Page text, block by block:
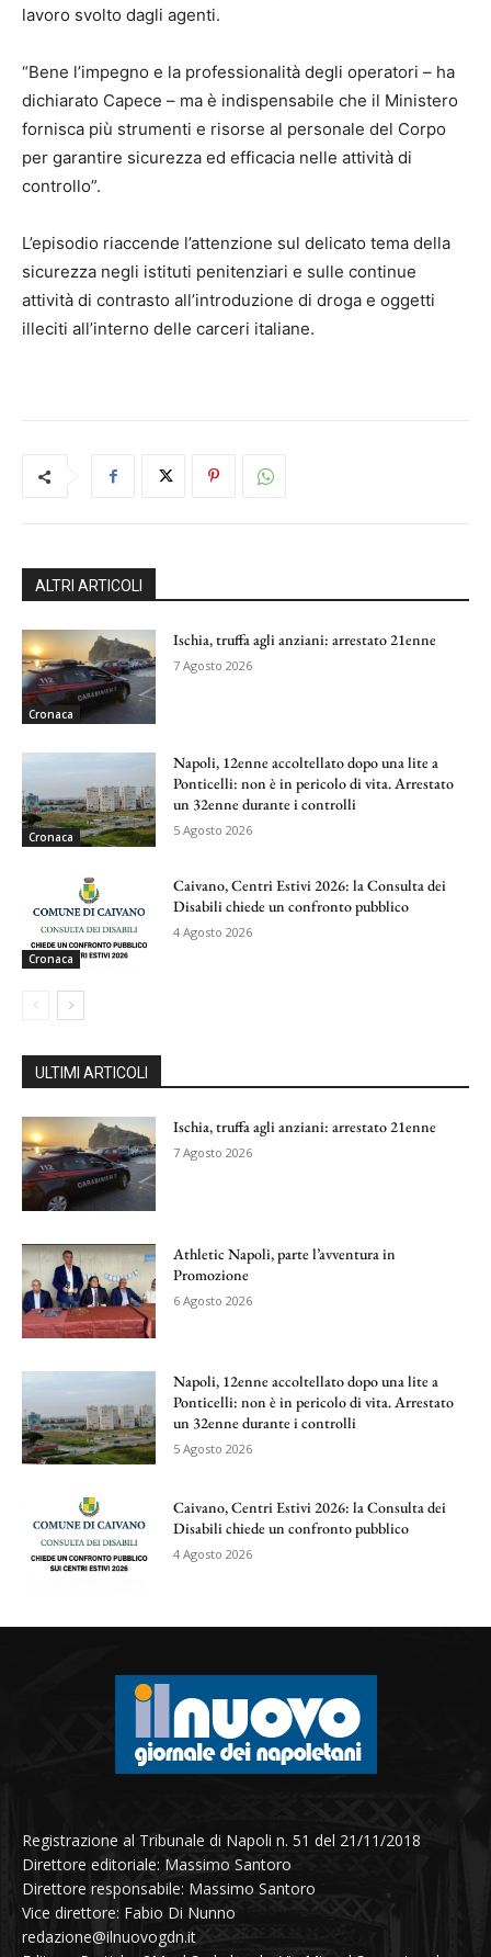
lavoro svolto dagli agenti.
“Bene l’impegno e la professionalità degli operatori – ha
dichiarato Capece – ma è indispensabile che il Ministero
fornisca più strumenti e risorse al personale del Corpo
per garantire sicurezza ed efficacia nelle attività di
controllo”.
L’episodio riaccende l’attenzione sul delicato tema della
sicurezza negli istituti penitenziari e sulle continue
attività di contrasto all’introduzione di droga e oggetti
illeciti all’interno delle carceri italiane.
ALTRI ARTICOLI
Cronaca
Ischia, truffa agli anziani: arrestato 21enne
7 Agosto 2026
Cronaca
Napoli, 12enne accoltellato dopo una lite a
Ponticelli: non è in pericolo di vita. Arrestato
un 32enne durante i controlli
5 Agosto 2026
Cronaca
Caivano, Centri Estivi 2026: la Consulta dei
Disabili chiede un confronto pubblico
4 Agosto 2026
ULTIMI ARTICOLI
Ischia, truffa agli anziani: arrestato 21enne
7 Agosto 2026
Athletic Napoli, parte l’avventura in
Promozione
6 Agosto 2026
Napoli, 12enne accoltellato dopo una lite a
Ponticelli: non è in pericolo di vita. Arrestato
un 32enne durante i controlli
5 Agosto 2026
Caivano, Centri Estivi 2026: la Consulta dei
Disabili chiede un confronto pubblico
4 Agosto 2026
Registrazione al Tribunale di Napoli n. 51 del 21/11/2018
Direttore editoriale: Massimo Santoro
Direttore responsabile: Massimo Santoro
Vice direttore: Fabio Di Nunno
redazione@ilnuovogdn.it